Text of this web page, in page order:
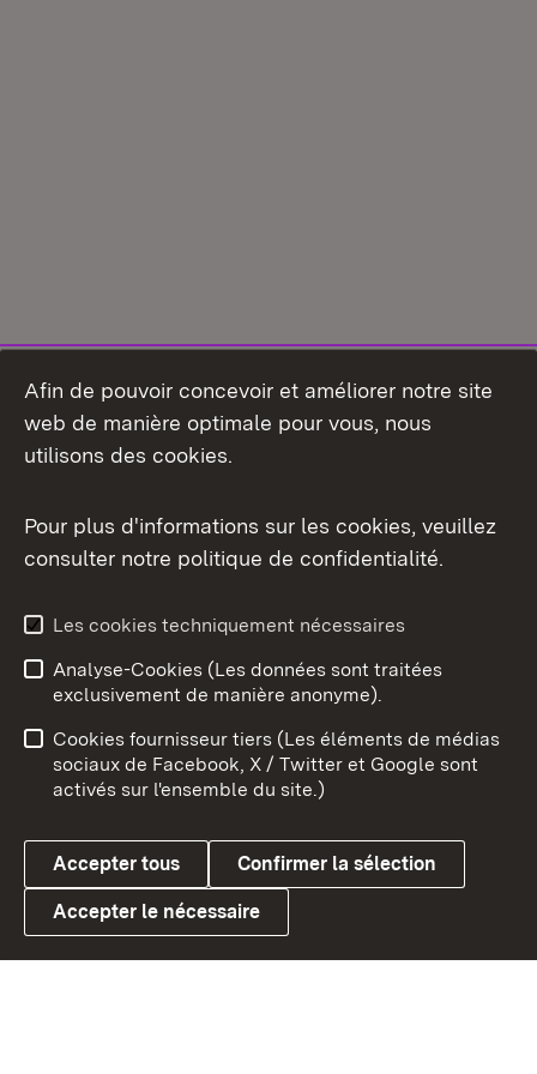
Aperçu des thèmes
Link zum Landesportal
Conseils d'utilisation
Confidentialité
Cookies
Afin de pouvoir concevoir et améliorer notre site
web de manière optimale pour vous, nous
utilisons des cookies.
Pour plus d'informations sur les cookies, veuillez
consulter notre politique de confidentialité.
Les cookies techniquement nécessaires
Analyse-Cookies (Les données sont traitées
exclusivement de manière anonyme).
Cookies fournisseur tiers (Les éléments de médias
sociaux de Facebook, X / Twitter et Google sont
activés sur l'ensemble du site.)
Accepter tous Confirmer la sélection
Accepter le nécessaire